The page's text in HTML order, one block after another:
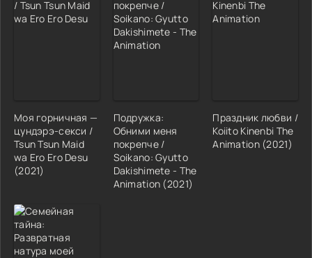
Моя горничная —
цундэрэ-секси /
Tsun Tsun Maid
wa Ero Ero Desu
(2021)
Подружка:
Обними меня
покрепче /
Soikano: Gyutto
Dakishimete - The
Animation (2021)
Праздник любви /
Koiito Kinenbi The
Animation (2021)